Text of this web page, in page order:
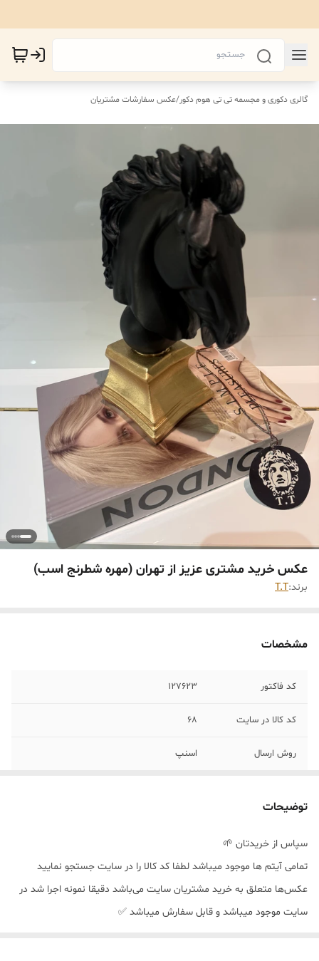
گالری دکوری و مجسمه تی تی هوم دکور/عکس سفارشات مشتریان
عکس خرید مشتری عزیز از تهران (مهره شطرنج اسب)
برند:T.T
مشخصات
کد فاکتور ١٢٧۶٢٣
کد کالا در سایت ۶٨
روش ارسال اسنپ
توضیحات
سپاس از خریدتان 🌱
تمامی آیتم ها موجود میباشد لطفا کد کالا را در سایت جستجو نمایید
عکس‌ها متعلق به خرید مشتریان سایت می‌باشد دقیقا نمونه اجرا شد در
سایت موجود میباشد و قابل سفارش میباشد ✅